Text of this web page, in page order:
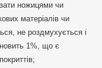
ножицями чи
матеріалів чи
не роздмухується і
1%, що є